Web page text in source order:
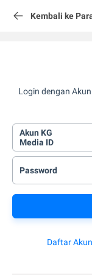
Kembali ke
Login dengan
Akun KG
Media ID
Password
Daftar